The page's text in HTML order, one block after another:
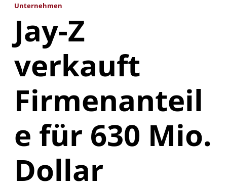
Unternehmen
Jay-Z
verkauft
Firmenanteil
e für 630 Mio.
Dollar